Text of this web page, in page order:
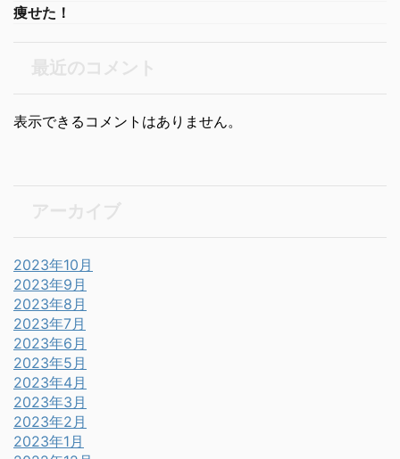
痩せた！
表示できるコメントはありません。
2023年10月
2023年9月
2023年8月
2023年7月
2023年6月
2023年5月
2023年4月
2023年3月
2023年2月
2023年1月